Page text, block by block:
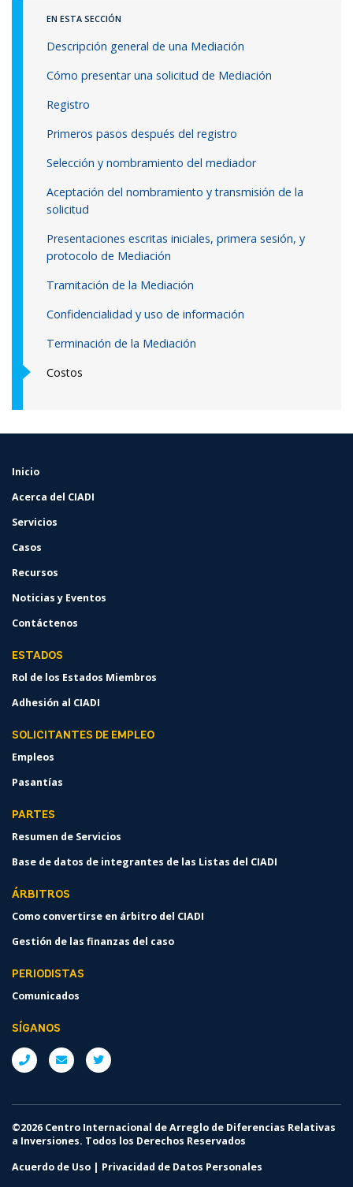
EN ESTA SECCIÓN
Descripción general de una Mediación
Cómo presentar una solicitud de Mediación
Registro
Primeros pasos después del registro
Selección y nombramiento del mediador
Aceptación del nombramiento y transmisión de la
solicitud
Presentaciones escritas iniciales, primera sesión, y
protocolo de Mediación
Tramitación de la Mediación
Confidencialidad y uso de información
Terminación de la Mediación
Costos
FOOTER
Inicio
Acerca del CIADI
Servicios
Casos
Recursos
Noticias y Eventos
Contáctenos
ESTADOS
Rol de los Estados Miembros
Adhesión al CIADI
SOLICITANTES DE EMPLEO
Empleos
Pasantías
PARTES
Resumen de Servicios
Base de datos de integrantes de las Listas del CIADI
ÁRBITROS
Como convertirse en árbitro del CIADI
Gestión de las finanzas del caso
PERIODISTAS
Comunicados
SÍGANOS
©2026 Centro Internacional de Arreglo de Diferencias Relativas
a Inversiones. Todos los Derechos Reservados
Acuerdo de Uso | Privacidad de Datos Personales